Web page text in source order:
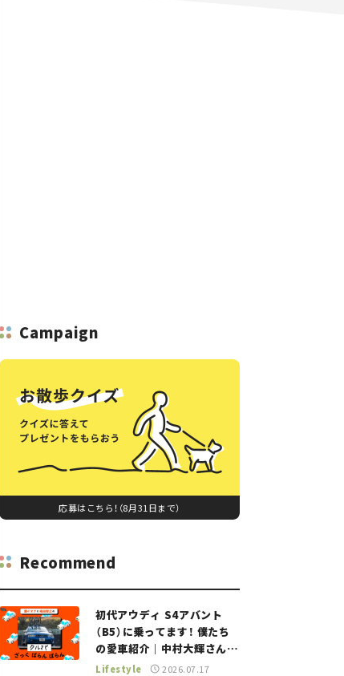
Campaign
応募はこちら！（8月31日まで）
Recommend
初代アウディ S4アバント
（B5）に乗ってます！ 僕たち
の愛車紹介｜中村大輝さん
——瀬イオナと嶋田智之の
Lifestyle 2026.07.17